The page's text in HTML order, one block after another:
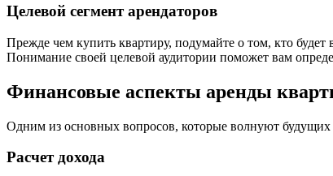
Целевой сегмент арендаторов
Прежде чем купить квартиру, подумайте о том, кто
Понимание своей целевой аудитории поможет вам
Финансовые аспекты аренды
Одним из основных вопросов, которые волнуют будущих
Расчет дохода